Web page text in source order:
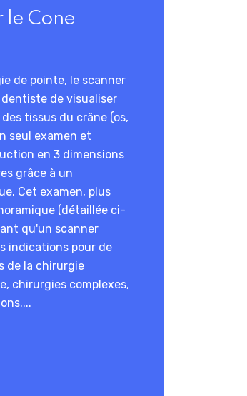
le Cone
de pointe, le scanner
de visualiser
tissus du crâne (os,
seul examen et
en 3 dimensions
grâce à un
Cet examen, plus
(détaillée ci-
qu'un scanner
indications pour de
de la chirurgie
chirurgies complexes,